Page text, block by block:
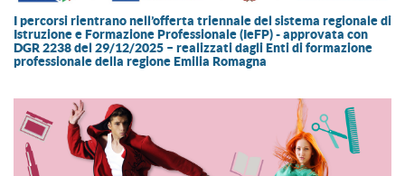
I percorsi rientrano nell’offerta triennale del sistema regionale di
Istruzione e Formazione Professionale (IeFP) - approvata con
DGR 2238 del 29/12/2025 – realizzati dagli Enti di formazione
professionale della regione Emilia Romagna